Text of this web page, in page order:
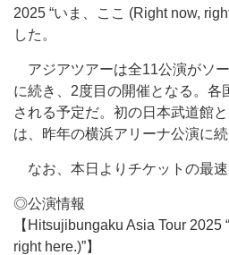
2025 “いま、ここ (Right now,
した。
アジアツアーは全11公演がソ
に続き、2度目の開催となる。各
される予定だ。初の日本武道館
は、昨年の横浜アリーナ公演に
なお、本日よりチケットの最速
◎公演情報
【Hitsujibungaku Asia Tour 2025
right here.)”】